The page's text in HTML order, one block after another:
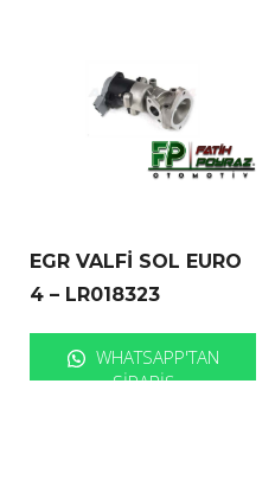
EGR VALFİ SOL EURO
4 – LR018323
WHATSAPP'TAN
SIPARIŞ